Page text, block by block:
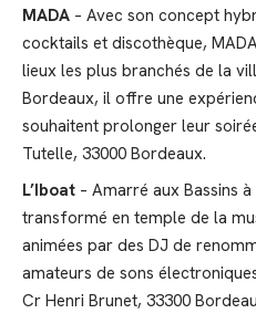
MADA – Avec son concept
cocktails et discothèque,
lieux les plus branchés de la
Bordeaux, il offre une
souhaitent prolonger leur
Tutelle, 33000 Bordeaux.
L’Iboat – Amarré aux Bassins
transformé en temple de la
animées par des DJ de
amateurs de sons
Cr Henri Brunet, 33300